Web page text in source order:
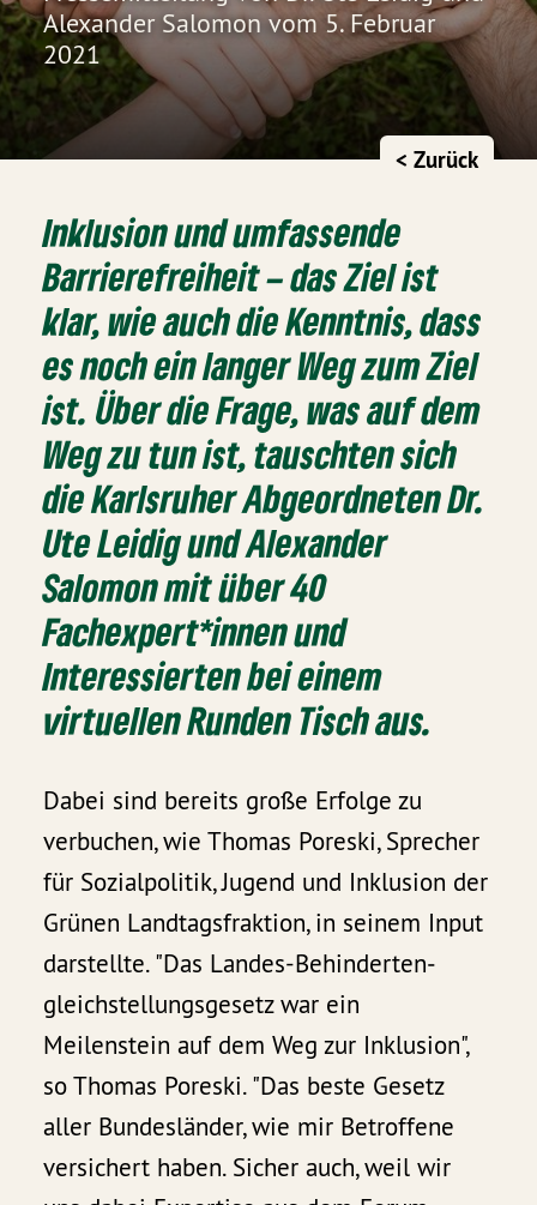
Alexander Salomon vom 5. Februar
2021
< Zurück
Inklusion und umfassende
Barrierefreiheit – das Ziel ist
klar, wie auch die Kenntnis, dass
es noch ein langer Weg zum Ziel
ist. Über die Frage, was auf dem
Weg zu tun ist, tauschten sich
die Karlsruher Abgeordneten Dr.
Ute Leidig und Alexander
Salomon mit über 40
Fachexpert*innen und
Interessierten bei einem
virtuellen Runden Tisch aus.
Dabei sind bereits große Erfolge zu
verbuchen, wie Thomas Poreski, Sprecher
für Sozialpolitik, Jugend und Inklusion der
Grünen Landtagsfraktion, in seinem Input
darstellte. "Das Landes-Behinderten­
gleichstellungs­gesetz war ein
Meilenstein auf dem Weg zur Inklusion",
so Thomas Poreski. "Das beste Gesetz
aller Bundesländer, wie mir Betroffene
versichert haben. Sicher auch, weil wir